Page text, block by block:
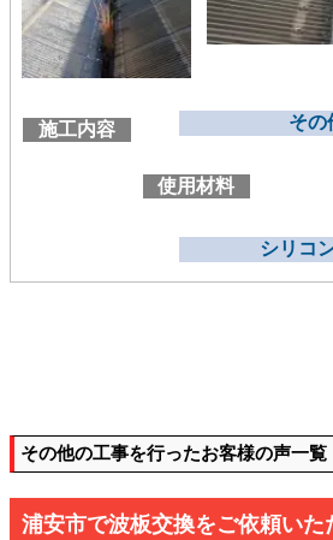
施工内容 その
使用材料
シリコ
その他の工事を行ったお客様の声一覧
浦安市で波板交換をご依頼いた